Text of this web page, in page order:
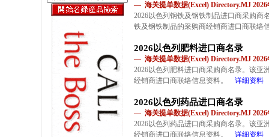
— 海关提单数据(Excel) Directory.MJ 2026
2026以色列钢铁及钢铁制品进口商采购商
铁及钢铁制品的采购商经销商进口商联络
2026以色列肥料进口商名录
— 海关提单数据(Excel) Directory.MJ 2026
2026以色列肥料进口商采购商名录。该亚
经销商进口商联络信息资料。
详细资料
2026以色列药品进口商名录
— 海关提单数据(Excel) Directory.MJ 2026
2026以色列药品进口商采购商名录。该亚
经销商进口商联络信息资料。
详细资料